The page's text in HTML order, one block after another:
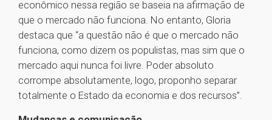
econômico nessa região se baseia na afirmação de
que o mercado não funciona. No entanto, Gloria
destaca que “a questão não é que o mercado não
funciona, como dizem os populistas, mas sim que o
mercado aqui nunca foi livre. Poder absoluto
corrompe absolutamente, logo, proponho separar
totalmente o Estado da economia e dos recursos”.